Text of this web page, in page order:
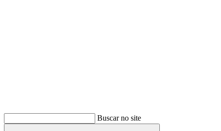
Buscar no site